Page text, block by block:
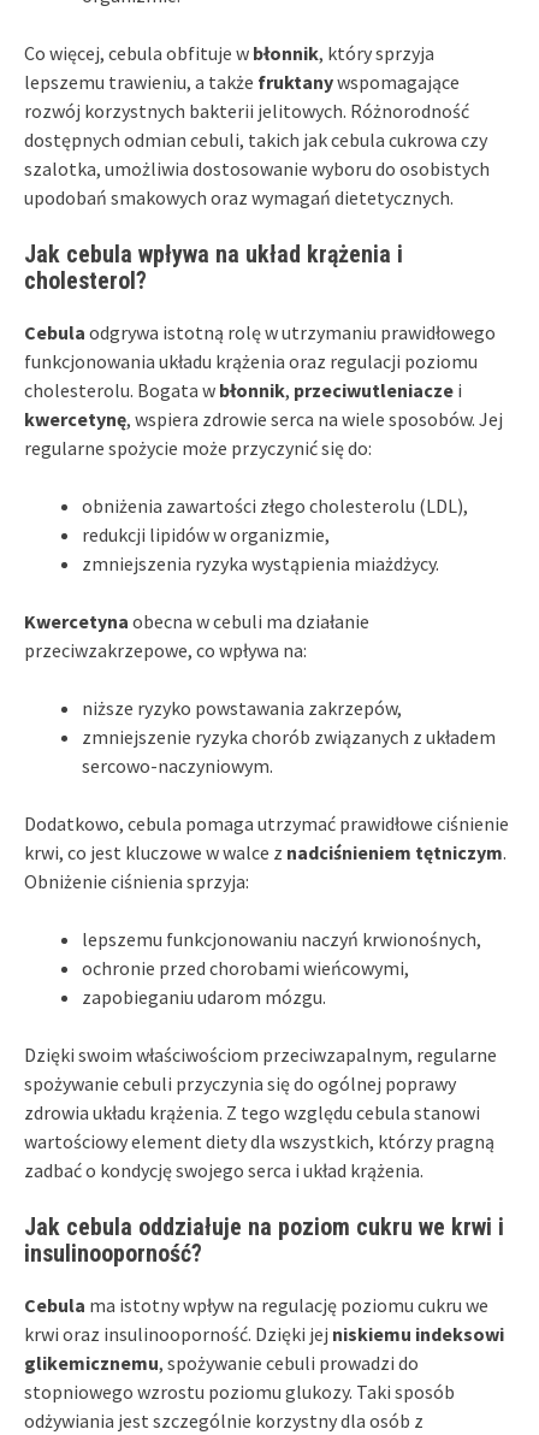
Co więcej, cebula obfituje w błonnik, który sprzyja
lepszemu trawieniu, a także fruktanywspomagające
rozwój korzystnych bakterii jelitowych. Różnorodność
dostępnych odmian cebuli, takich jak cebula cukrowa czy
szalotka, umożliwia dostosowanie wyboru do osobistych
upodobań smakowych oraz wymagań dietetycznych.
Jak cebula wpływa na układ krążenia i
cholesterol?
Cebula odgrywa istotną rolę w utrzymaniu prawidłowego
funkcjonowania układu krążenia oraz regulacji poziomu
cholesterolu. Bogata w błonnik, przeciwutleniacze i
kwercetynę, wspiera zdrowie serca na wiele sposobów. Jej
regularne spożycie może przyczynić się do:
obniżenia zawartości złego cholesterolu (LDL),
redukcji lipidów w organizmie,
zmniejszenia ryzyka wystąpienia miażdżycy.
Kwercetyna obecna w cebuli ma działanie
przeciwzakrzepowe, co wpływa na:
niższe ryzyko powstawania zakrzepów,
zmniejszenie ryzyka chorób związanych z układem
sercowo-naczyniowym.
Dodatkowo, cebula pomaga utrzymać prawidłowe ciśnienie
krwi, co jest kluczowe w walce z nadciśnieniem tętniczym.
Obniżenie ciśnienia sprzyja:
lepszemu funkcjonowaniu naczyń krwionośnych,
ochronie przed chorobami wieńcowymi,
zapobieganiu udarom mózgu.
Dzięki swoim właściwościom przeciwzapalnym, regularne
spożywanie cebuli przyczynia się do ogólnej poprawy
zdrowia układu krążenia. Z tego względu cebula stanowi
wartościowy element diety dla wszystkich, którzy pragną
zadbać o kondycję swojego serca i układ krążenia.
Jak cebula oddziałuje na poziom cukru we krwi i
insulinooporność?
Cebula ma istotny wpływ na regulację poziomu cukru we
krwi oraz insulinooporność. Dzięki jej niskiemu indeksowi
glikemicznemu, spożywanie cebuli prowadzi do
stopniowego wzrostu poziomu glukozy. Taki sposób
odżywiania jest szczególnie korzystny dla osób z